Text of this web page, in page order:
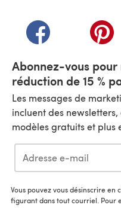
(s'ouvre dans un
Abonnez-vous
réduction de 15 %
Les messages de
incluent des
modèles gratuits et plus
Vous pouvez vous désinscrire
figurant dans tout courriel. Pour